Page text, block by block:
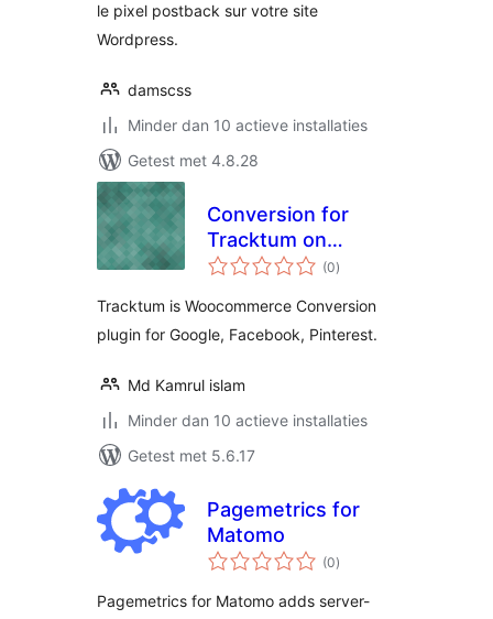
le pixel postback sur votre site
Wordpress.
damscss
Minder dan 10 actieve installaties
Getest met 4.8.28
Conversion for
Tracktum on
Woocommerce
(0totaal
waarderingen
)
Tracktum is Woocommerce Conversion
plugin for Google, Facebook, Pinterest.
Md Kamrul islam
Minder dan 10 actieve installaties
Getest met 5.6.17
Pagemetrics for
Matomo
(0totaal
waarderingen
)
Pagemetrics for Matomo adds server-